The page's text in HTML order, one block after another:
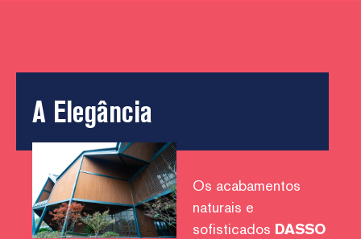
A Elegância
Os acabamentos
naturais e
sofisticados DASSO